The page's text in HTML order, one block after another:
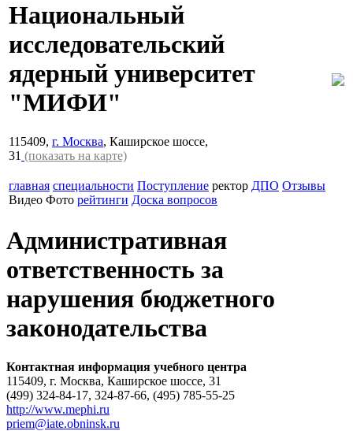
Национальный
исследовательский
ядерный университет
"МИФИ"
115409, г. Москва, Каширское шоссе,
31 (показать на карте)
главная специальности Поступление ректор ДПО Отзывы
Видео Фото рейтинги Доска вопросов
Административная
ответственность за
нарушения бюджетного
законодательства
Контактная информация учебного центра
115409, г. Москва, Каширское шоссе, 31
(499) 324-84-17, 324-87-66, (495) 785-55-25
http://www.mephi.ru
priem@iate.obninsk.ru